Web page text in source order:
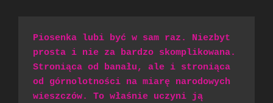
Piosenka lubi być w sam raz. Niezbyt
prosta i nie za bardzo skomplikowana.
Stroniąca od banału, ale i stroniąca
od górnolotności na miarę narodowych
wieszczów. To właśnie uczyni ją